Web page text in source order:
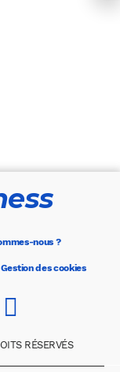
nous ?
Gestion des cookies
RÉSERVÉS